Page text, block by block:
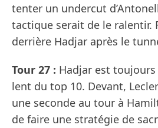
tenter un undercut
tactique serait de le ralentir.
derrière Hadjar après le
Tour 27 : Hadjar est
lent du top 10. Devant,
une seconde au tour à
de faire une stratégie de